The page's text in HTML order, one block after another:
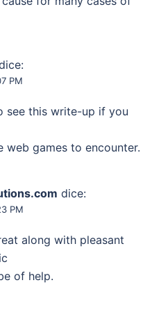
PM
see this write-up if you
web games to encounter.
dice:
PM
along with pleasant
of help.